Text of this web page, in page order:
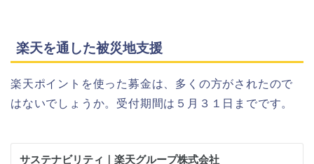
楽天を通した被災地支援
楽天ポイントを使った募金は、多くの方がされたので
はないでしょうか。受付期間は５月３１日までです。